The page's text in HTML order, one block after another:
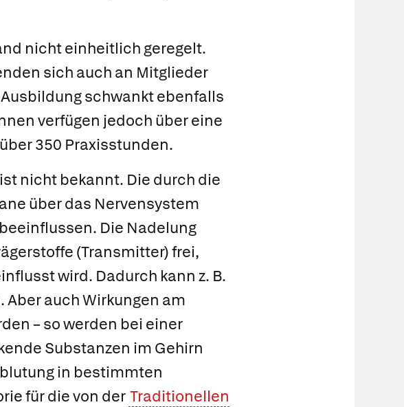
nicht einheitlich geregelt.
sich auch an Mitglieder
schwankt ebenfalls
verfügen jedoch über eine
350 Praxisstunden.
nicht bekannt. Die durch die
über das Nervensystem
Die Nadelung
(Transmitter) frei,
wird. Dadurch kann z. B.
auch Wirkungen am
– so werden bei einer
Substanzen im Gehirn
in bestimmten
für die von der Traditionellen